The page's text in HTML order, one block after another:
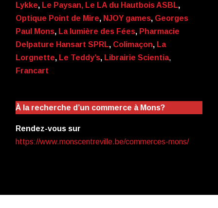
Lykke, Le Paysan, Le LA du Hautbois ASBL,
Optique Point de Mire, NJOY games, Georges
Paul Mons, La lumière des Fées, Pharmacie
Delpature Hansart SPRL, Colimaçon, La
Lorgnette, Le Teddy’s, Librairie Scientia,
Francart
À la recherche d’un commerce à Mons?
Rendez-vous sur
https://www.monscentreville.be/commerces-mons/